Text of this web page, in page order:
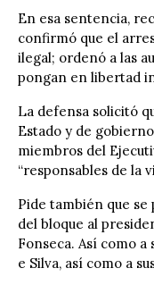
En esa sentencia,
confirmó que el
ilegal; ordenó a las
pongan en libertad
La defensa solicitó
Estado y de
miembros del
“responsables de la
Pide también que
del bloque al
Fonseca. Así como
e Silva, así como a